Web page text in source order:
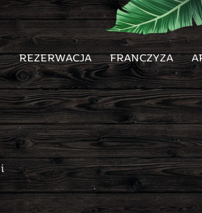
REZERWACJA FRANCZYZA